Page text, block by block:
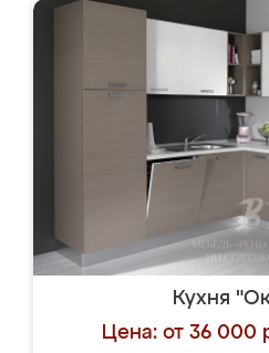
Кухня
Цена: от 36 000